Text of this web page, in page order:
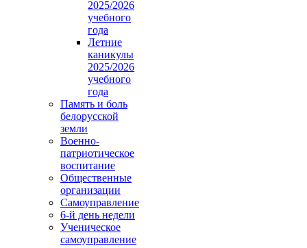
2025/2026
учебного
года
Летние
каникулы
2025/2026
учебного
года
Память и боль
белорусской
земли
Военно-
патриотическое
воспитание
Общественные
организации
Самоуправление
6-й день недели
Ученическое
самоуправление